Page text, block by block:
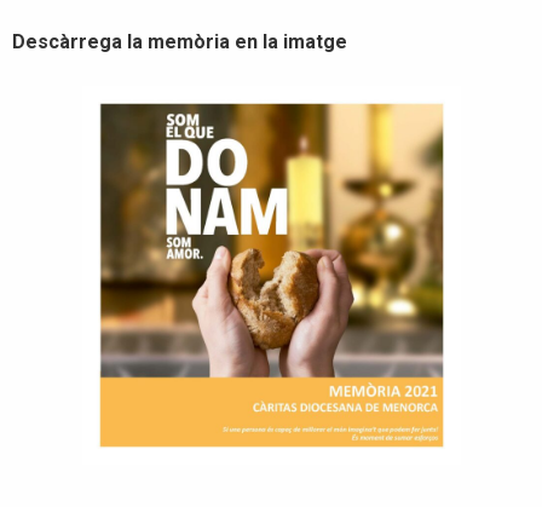
Descàrrega la memòria en la imatge